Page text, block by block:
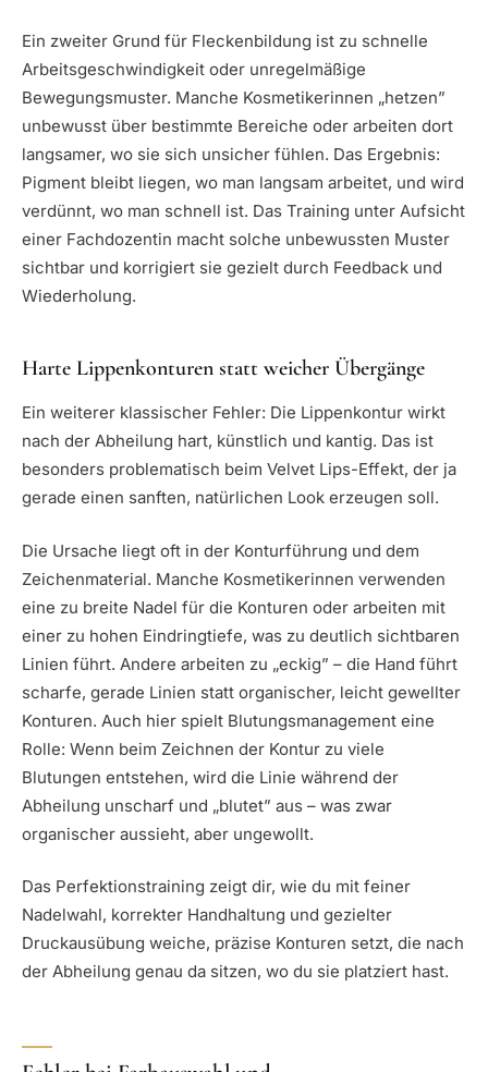
Ein zweiter Grund für Fleckenbildung ist zu schnelle
Arbeitsgeschwindigkeit oder unregelmäßige
Bewegungsmuster. Manche Kosmetikerinnen „hetzen”
unbewusst über bestimmte Bereiche oder arbeiten dort
langsamer, wo sie sich unsicher fühlen. Das Ergebnis:
Pigment bleibt liegen, wo man langsam arbeitet, und wird
verdünnt, wo man schnell ist. Das Training unter Aufsicht
einer Fachdozentin macht solche unbewussten Muster
sichtbar und korrigiert sie gezielt durch Feedback und
Wiederholung.
Harte Lippenkonturen statt weicher Übergänge
Ein weiterer klassischer Fehler: Die Lippenkontur wirkt
nach der Abheilung hart, künstlich und kantig. Das ist
besonders problematisch beim Velvet Lips-Effekt, der ja
gerade einen sanften, natürlichen Look erzeugen soll.
Die Ursache liegt oft in der Konturführung und dem
Zeichenmaterial. Manche Kosmetikerinnen verwenden
eine zu breite Nadel für die Konturen oder arbeiten mit
einer zu hohen Eindringtiefe, was zu deutlich sichtbaren
Linien führt. Andere arbeiten zu „eckig” – die Hand führt
scharfe, gerade Linien statt organischer, leicht gewellter
Konturen. Auch hier spielt Blutungsmanagement eine
Rolle: Wenn beim Zeichnen der Kontur zu viele
Blutungen entstehen, wird die Linie während der
Abheilung unscharf und „blutet” aus – was zwar
organischer aussieht, aber ungewollt.
Das Perfektionstraining zeigt dir, wie du mit feiner
Nadelwahl, korrekter Handhaltung und gezielter
Druckausübung weiche, präzise Konturen setzt, die nach
der Abheilung genau da sitzen, wo du sie platziert hast.